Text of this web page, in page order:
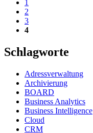
1
2
3
4
Schlagworte
Adressverwaltung
Archivierung
BOARD
Business Analytics
Business Intelligence
Cloud
CRM